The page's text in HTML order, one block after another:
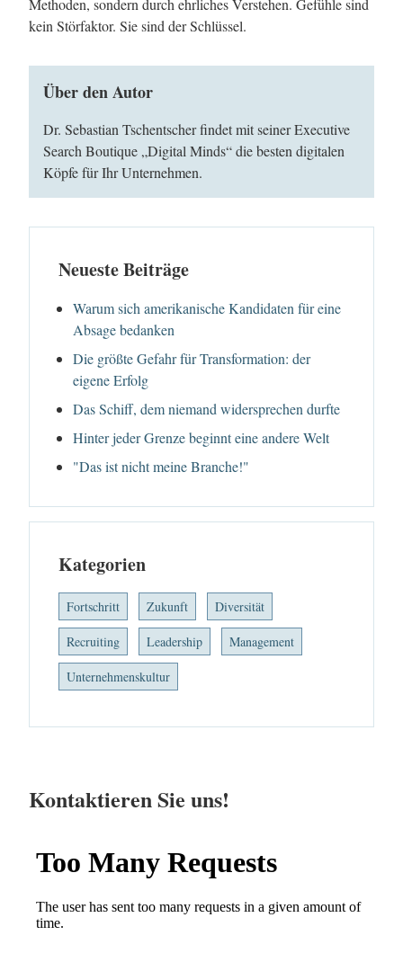
Methoden, sondern durch ehrliches Verstehen. Gefühle sind
kein Störfaktor. Sie sind der Schlüssel.
Über den Autor
Dr. Sebastian Tschentscher findet mit seiner Executive
Search Boutique „Digital Minds“ die besten digitalen
Köpfe für Ihr Unternehmen.
Neueste Beiträge
Warum sich amerikanische Kandidaten für eine
Absage bedanken
Die größte Gefahr für Transformation: der
eigene Erfolg
Das Schiff, dem niemand widersprechen durfte
Hinter jeder Grenze beginnt eine andere Welt
"Das ist nicht meine Branche!"
Kategorien
Fortschritt Zukunft Diversität
Recruiting Leadership Management
Unternehmenskultur
Kontaktieren Sie uns!